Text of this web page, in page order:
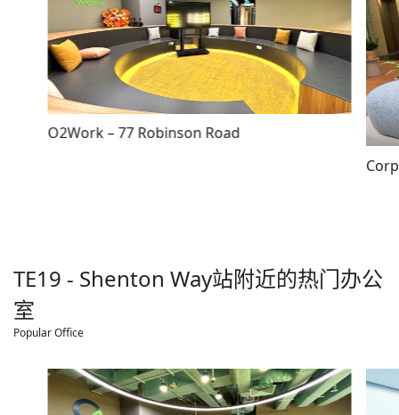
O2Work – 77 Robinson Road
TE19 - Shenton Way站附近的热门办公
室
Popular Office